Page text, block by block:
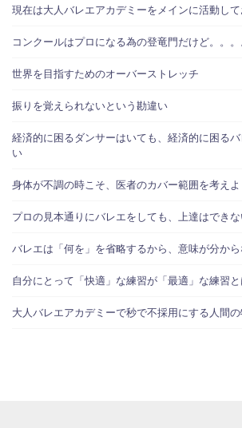
現在は大人バレエアカデミーをメインに活動して
コンクールはプロになる為の登竜門だけど。。。
世界を目指すためのオーバーストレッチ
振りを覚えられないという勘違い
経済的に困るダンサーはいても、経済的に困る
い
身体が不調の時こそ、医者のカバー範囲を考えよ
プロの見本通りにバレエをしても、上達はでき
バレエは「何を」を省略するから、意味が分か
自分にとって「快適」な練習が「最適」な練習
大人バレエアカデミーで秒で不採用にする人間